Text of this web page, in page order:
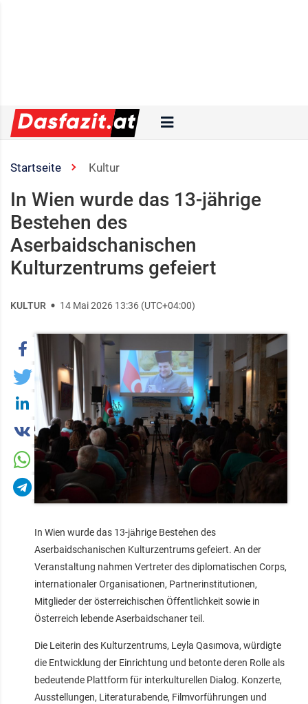
Startseite Kultur
In Wien wurde das 13‑jährige
Bestehen des
Aserbaidschanischen
Kulturzentrums gefeiert
KULTUR 14 Mai 2026 13:36 (UTC+04:00)
In Wien wurde das 13‑jährige Bestehen des
Aserbaidschanischen Kulturzentrums gefeiert. An der
Veranstaltung nahmen Vertreter des diplomatischen Corps,
internationaler Organisationen, Partnerinstitutionen,
Mitglieder der österreichischen Öffentlichkeit sowie in
Österreich lebende Aserbaidschaner teil.
Die Leiterin des Kulturzentrums, Leyla Qasımova, würdigte
die Entwicklung der Einrichtung und betonte deren Rolle als
bedeutende Plattform für interkulturellen Dialog. Konzerte,
Ausstellungen, Literaturabende, Filmvorführungen und